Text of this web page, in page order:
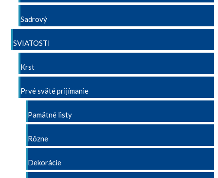
Sadrový
SVIATOSTI
Krst
Prvé sväté prijímanie
Pamätné listy
Rôzne
Dekorácie